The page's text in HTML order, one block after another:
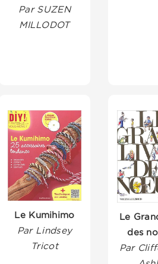
Par SUZEN
MILLODOT
Le Kumihimo
Par Lindsey
Tricot
Le
des
Par